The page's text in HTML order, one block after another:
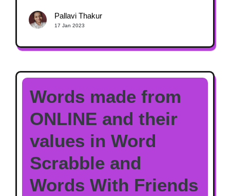
Pallavi Thakur
17 Jan 2023
Words made from
ONLINE and their
values in Word
Scrabble and
Words With Friends